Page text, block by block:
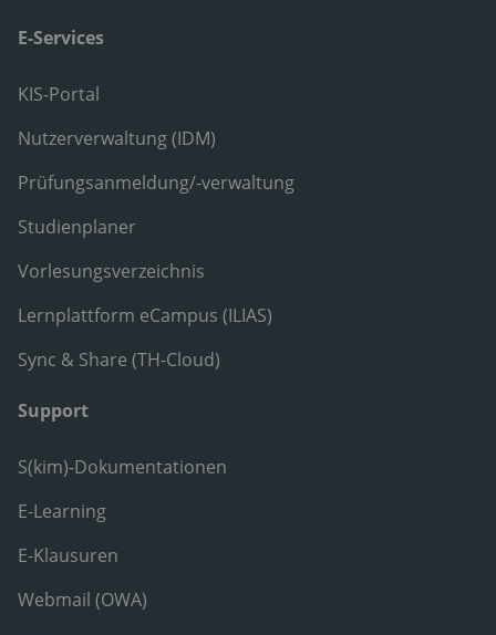
E-Services
KIS-Portal
Nutzerverwaltung (IDM)
Prüfungsanmeldung/-verwaltung
Studienplaner
Vorlesungsverzeichnis
Lernplattform eCampus (ILIAS)
Sync & Share (TH-Cloud)
Support
S(kim)-Dokumentationen
E-Learning
E-Klausuren
Webmail (OWA)